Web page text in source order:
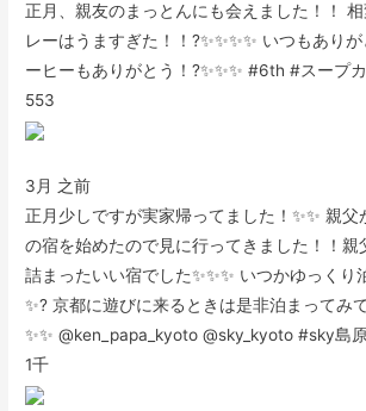
正月、親友のまっとんにも会えました！！
レーはうますぎた！！?✨✨✨✨ いつもあり
ーヒーもありがとう！?✨✨✨ #6th #スープ
553
3月 之前
正月少しですが実家帰ってました！✨✨ 親父
の宿を始めたので見に行ってきました！！親
詰まったいい宿でした✨✨✨ いつかゆっくり
✨? 京都に遊びに来るときは是非泊まってみ
✨✨ @ken_papa_kyoto @sky_kyoto #sky島
1千